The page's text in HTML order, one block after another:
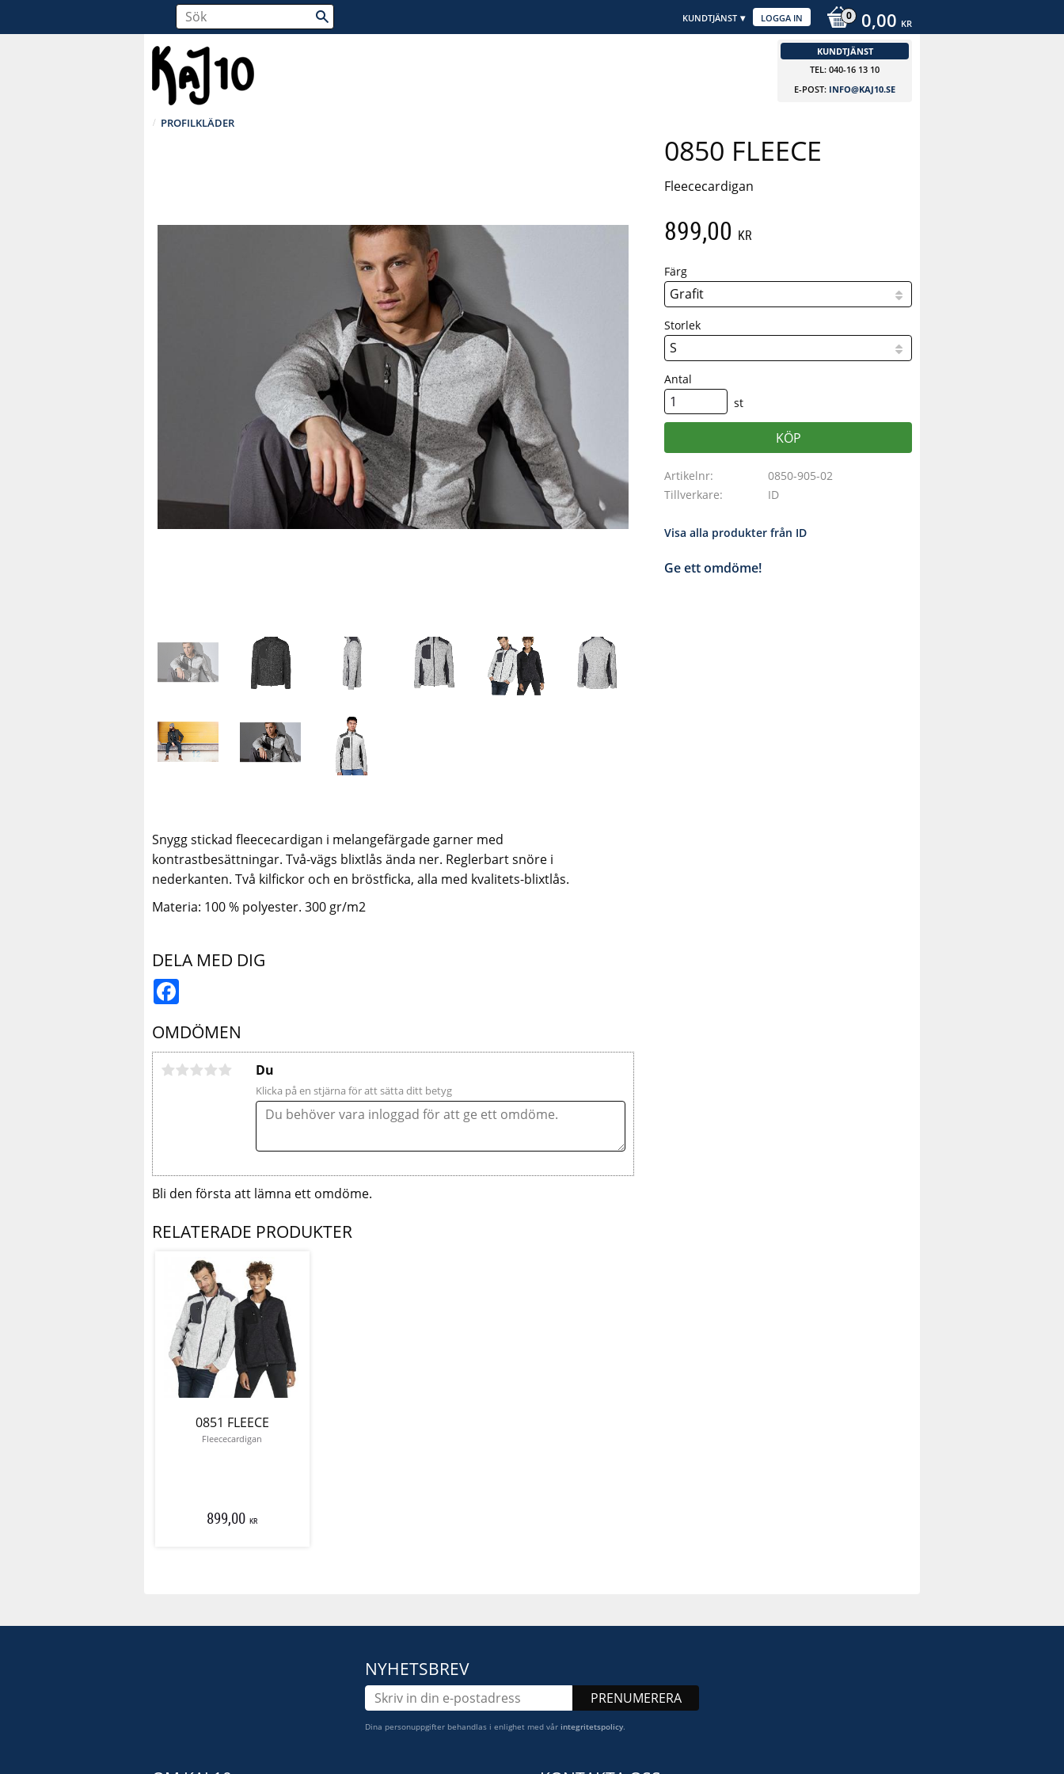
0,00 KR
LOGGA IN
KUNDTJÄNST
KUNDTJÄNST
TEL: 040-16 13 10
E-POST: INFO@KAJ10.SE
PROFILKLÄDER
0850 FLEECE
Fleececardigan
899,00 KR
Färg
Storlek
Antal
st
KÖP
Artikelnr
0850-905-02
Tillverkare
ID
Visa alla produkter från ID
Ge ett omdöme!
Snygg stickad fleececardigan i melangefärgade garner med
kontrastbesättningar. Två-vägs blixtlås ända ner. Reglerbart snöre i
nederkanten. Två kilfickor och en bröstficka, alla med kvalitets-blixtlås.
Materia: 100 % polyester. 300 gr/m2
DELA MED DIG
OMDÖMEN
Du
Klicka på en stjärna för att sätta ditt betyg
Bli den första att lämna ett omdöme.
RELATERADE PRODUKTER
0851 FLEECE
Fleececardigan
899,00 KR
NYHETSBREV
PRENUMERERA
Dina personuppgifter behandlas i enlighet med vår integritetspolicy.